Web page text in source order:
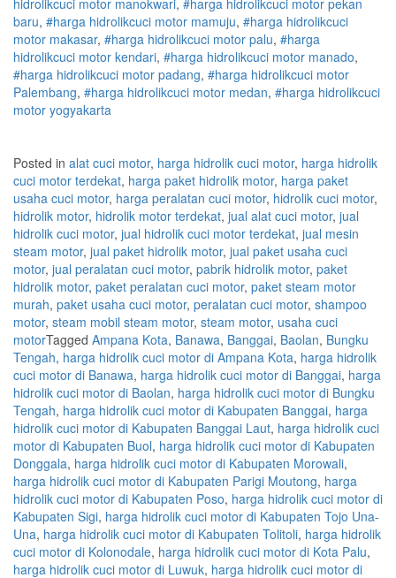
baru, #harga hidrolikcuci motor mamuju, #harga hidrolikcuci
motor makasar, #harga hidrolikcuci motor palu, #harga
hidrolikcuci motor kendari, #harga hidrolikcuci motor manado,
#harga hidrolikcuci motor padang, #harga hidrolikcuci motor
Palembang, #harga hidrolikcuci motor medan, #harga hidrolikcuci
motor yogyakarta
Posted in alat cuci motor, harga hidrolik cuci motor, harga hidrolik
cuci motor terdekat, harga paket hidrolik motor, harga paket
usaha cuci motor, harga peralatan cuci motor, hidrolik cuci motor,
hidrolik motor, hidrolik motor terdekat, jual alat cuci motor, jual
hidrolik cuci motor, jual hidrolik cuci motor terdekat, jual mesin
steam motor, jual paket hidrolik motor, jual paket usaha cuci
motor, jual peralatan cuci motor, pabrik hidrolik motor, paket
hidrolik motor, paket peralatan cuci motor, paket steam motor
murah, paket usaha cuci motor, peralatan cuci motor, shampoo
motor, steam mobil steam motor, steam motor, usaha cuci
motorTagged Ampana Kota, Banawa, Banggai, Baolan, Bungku
Tengah, harga hidrolik cuci motor di Ampana Kota, harga hidrolik
cuci motor di Banawa, harga hidrolik cuci motor di Banggai, harga
hidrolik cuci motor di Baolan, harga hidrolik cuci motor di Bungku
Tengah, harga hidrolik cuci motor di Kabupaten Banggai, harga
hidrolik cuci motor di Kabupaten Banggai Laut, harga hidrolik cuci
motor di Kabupaten Buol, harga hidrolik cuci motor di Kabupaten
Donggala, harga hidrolik cuci motor di Kabupaten Morowali,
harga hidrolik cuci motor di Kabupaten Parigi Moutong, harga
hidrolik cuci motor di Kabupaten Poso, harga hidrolik cuci motor di
Kabupaten Sigi, harga hidrolik cuci motor di Kabupaten Tojo Una-
Una, harga hidrolik cuci motor di Kabupaten Tolitoli, harga hidrolik
cuci motor di Kolonodale, harga hidrolik cuci motor di Kota Palu,
harga hidrolik cuci motor di Luwuk, harga hidrolik cuci motor di